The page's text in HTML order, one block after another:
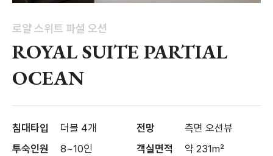
로얄 스위트 파셜 오션
ROYAL SUITE PARTIAL
OCEAN
침대타입 더블 4개 전망
측면 오션뷰
투숙인원
8~10인 객실면적
약 231m²